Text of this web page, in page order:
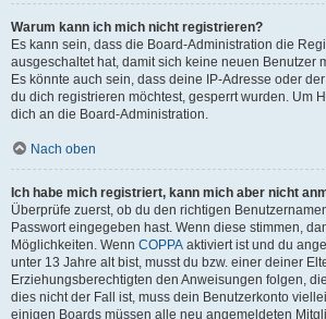
Warum kann ich mich nicht registrieren?
Es kann sein, dass die Board-Administration die
ausgeschaltet hat, damit sich keine neuen Benutzer
Es könnte auch sein, dass deine IP-Adresse oder
du dich registrieren möchtest, gesperrt wurden. Um
dich an die Board-Administration.
Nach oben
Ich habe mich registriert, kann mich aber nicht
Überprüfe zuerst, ob du den richtigen
Passwort eingegeben hast. Wenn diese stimmen,
Möglichkeiten. Wenn COPPA aktiviert ist und du
unter 13 Jahre alt bist, musst du bzw. einer deiner
Erziehungsberechtigten den Anweisungen folgen,
dies nicht der Fall ist, muss dein Benutzerkonto
einigen Boards müssen alle neu angemeldeten